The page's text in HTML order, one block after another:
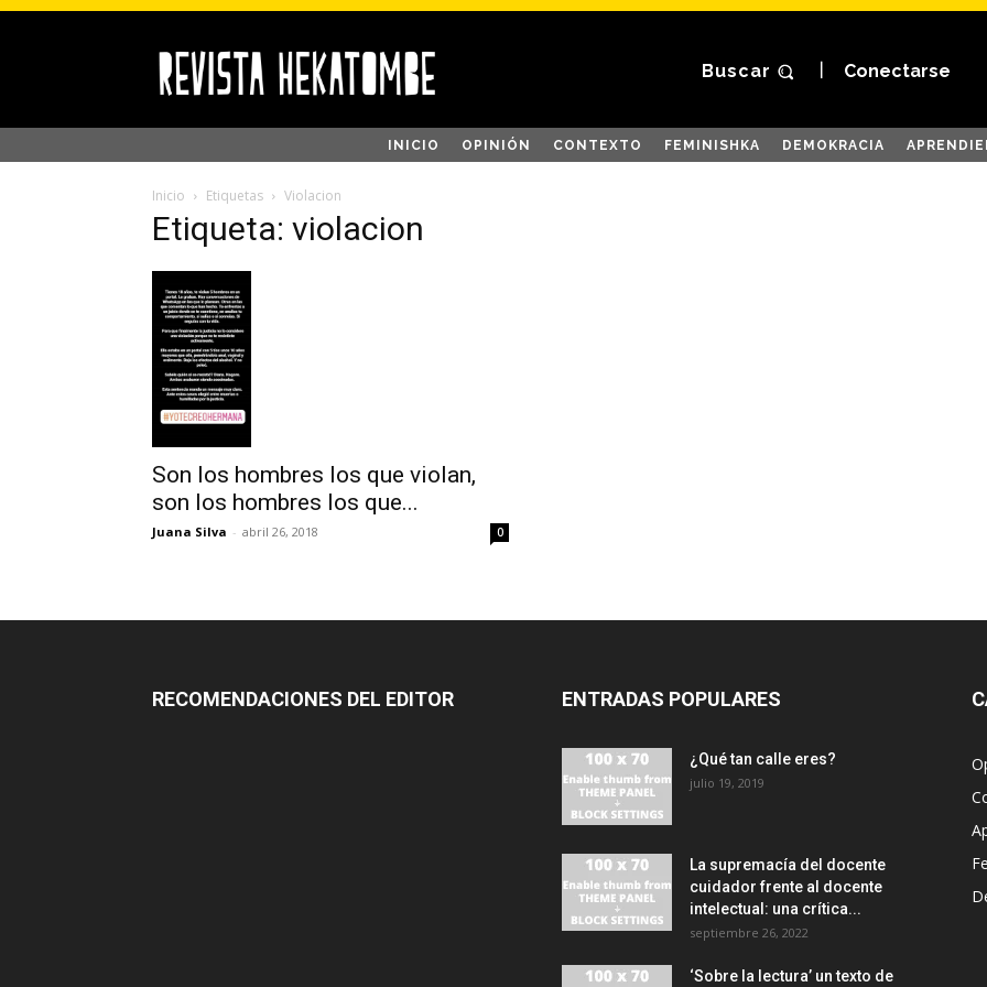
Buscar Conectarse
INICIO OPINIÓN CONTEXTO FEMINISHKA DEMOKRACIA
Inicio Etiquetas Violacion
Etiqueta: violacion
Son los hombres los que violan,
son los hombres los que...
Juana Silva - abril 26, 2018 0
RECOMENDACIONES DEL EDITOR ENTRADAS POPULARES
¿Qué tan calle eres?
julio 19, 2019
La supremacía del docente
cuidador frente al docente
intelectual: una crítica...
septiembre 26, 2022
‘Sobre la lectura’ un texto de